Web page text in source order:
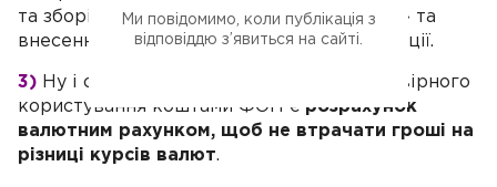
та зборів за кожного такого «працівника» та
внесення інформації по ньому до декларації.
3) Ну і останнім поширеним випадком невірного
користування коштами ФОП є розрахунок
валютним рахунком, щоб не втрачати гроші на
різниці курсів валют.
Ми повідомимо, коли публікація з
відповіддю з’явиться на сайті.